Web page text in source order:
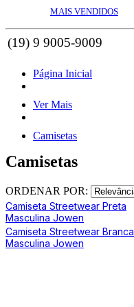
MAIS VENDIDOS
Página Inicial
Ver Mais
Camisetas
Camisetas
ORDENAR POR:
Camiseta Streetwear Preta
Masculina Jowen
Camiseta Streetwear Branca
Masculina Jowen